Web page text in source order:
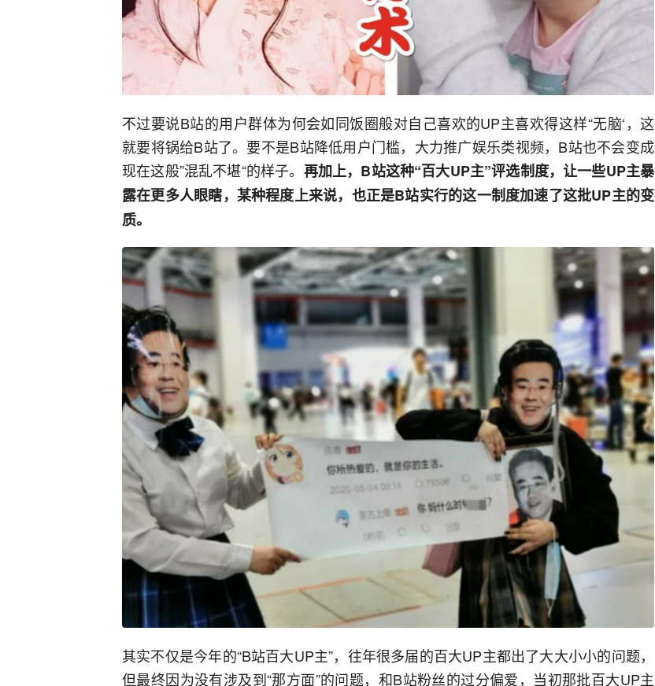
不过要说B站的用户群体为何会如同饭圈般对自己喜欢的UP主喜欢得这样“无脑‘，这
就要将锅给B站了。要不是B站降低用户门槛，大力推广娱乐类视频，B站也不会变成
现在这般”混乱不堪“的样子。 再加上，B站这种“百大UP主”评选制度，让一些UP主暴
露在更多人眼瞎，某种程度上来说，也正是B站实行的这一制度加速了这批UP主的变
质。
其实不仅是今年的“B站百大UP主”，往年很多届的百大UP主都出了大大小小的问题，
但最终因为没有涉及到“那方面”的问题，和B站粉丝的过分偏爱，当初那批百大UP主